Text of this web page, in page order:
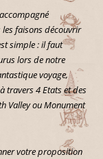
les faisons découvrir
simple : il faut
lors de notre
voyage,
travers 4 Etats et des
Valley ou Monument
votre proposition